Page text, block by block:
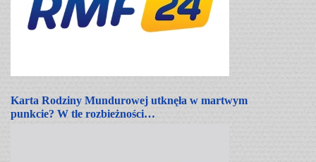
Karta Rodziny Mundurowej utknęła w martwym
punkcie? W tle rozbieżności…